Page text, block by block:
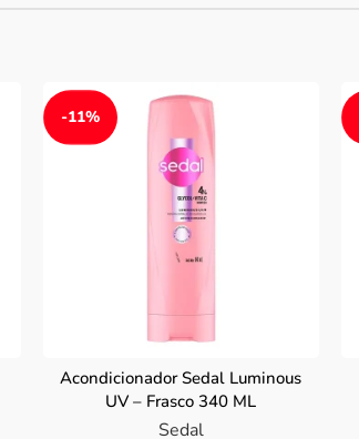
-11%
Acondicionador Sedal Luminous
UV – Frasco 340 ML
Sedal